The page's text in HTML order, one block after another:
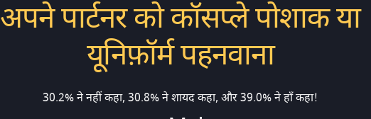
अपने पार्टनर को कॉसप्ले पोशाक या
यूनिफ़ॉर्म पहनवाना
30.2% ने नहीं कहा, 30.8% ने शायद कहा, और 39.0% ने हाँ कहा!